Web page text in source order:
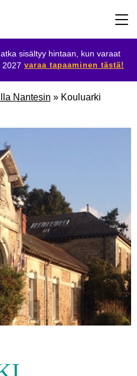
sisältyy hintaan, kun varaat
2027 varaa tapaaminen tästä!
Nantesin » Kouluarki